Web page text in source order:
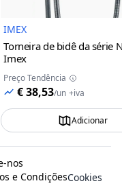
IMEX
Torneira de bidê da série
Imex
Preço Tendência
€ 38,53/un +iva
Adicionar
nos
e CondiçõesCookies